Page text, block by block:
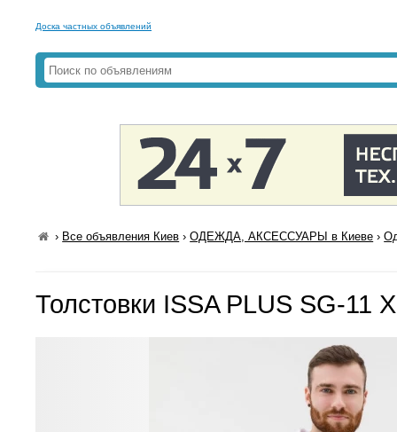
Доска частных объявлений
› Все объявления Киев ›ОДЕЖДА, АКСЕССУАРЫ в Киеве ›
Толстовки ISSA PLUS SG-11